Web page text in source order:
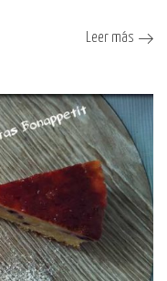
Leer más